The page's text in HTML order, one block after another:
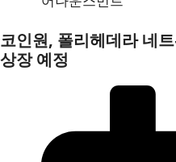
코인원, 폴리헤데라 네
상장 예정